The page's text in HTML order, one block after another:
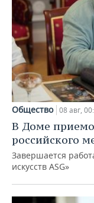
Общество 08 авг,
В Доме
российского
Завершается
искусств ASG»